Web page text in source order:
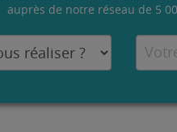
auprès de notre réseau de 5